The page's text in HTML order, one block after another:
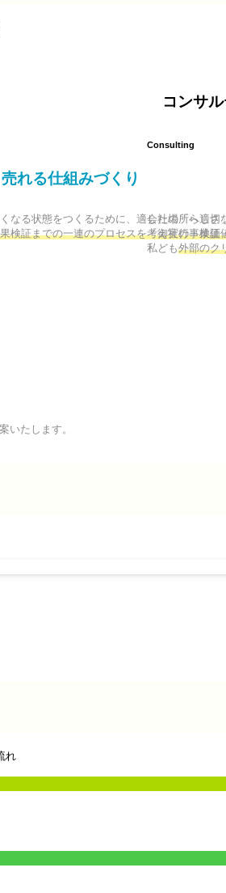
いたします。
売れる仕組みづくり
なる状態をつくるために、適した場所へ適
検証までの一連のプロセスを考え実行・検証
コンサ
Consulting
会社の「らしさ
「御社の事業価
私ども外部のク
れ